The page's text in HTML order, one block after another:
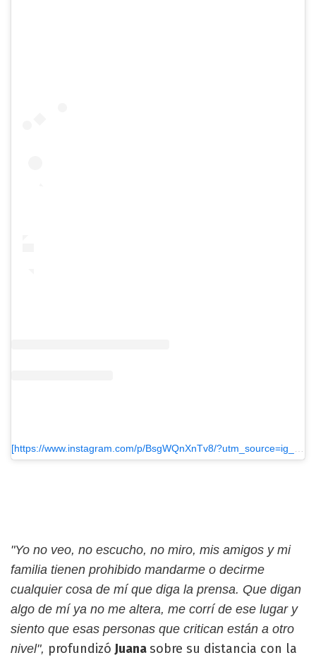
"Yo no veo, no escucho, no miro, mis amigos y mi
familia tienen prohibido mandarme o decirme
cualquier cosa de mí que diga la prensa. Que digan
algo de mí ya no me altera, me corrí de ese lugar y
siento que esas personas que critican están a otro
nivel", profundizó Juanasobre su distancia con la